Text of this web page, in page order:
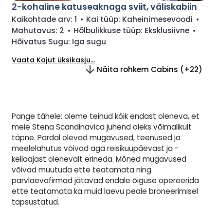
2-kohaline katuseaknaga sviit, väliskabiin
Kaikohtade arv: 1 • Kai tüüp: Kaheinimesevoodi •
Mahutavus: 2 • Hõlbulikkuse tüüp: Eksklusiivne •
Hõivatus Sugu: Iga sugu
Vaata Kajut üksikasju...
Näita rohkem Cabins (+22)
Pange tähele: oleme teinud kõik endast oleneva, et
meie Stena Scandinavica juhend oleks võimalikult
täpne. Pardal olevad mugavused, teenused ja
meelelahutus võivad aga reisikuupäevast ja -
kellaajast olenevalt erineda. Mõned mugavused
võivad muutuda ette teatamata ning
parvlaevafirmad jätavad endale õiguse opereerida
ette teatamata ka muid laevu peale broneerimisel
täpsustatud.